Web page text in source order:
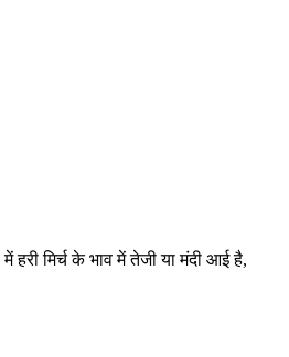
मिर्च के भाव में तेजी या मंदी आई है,